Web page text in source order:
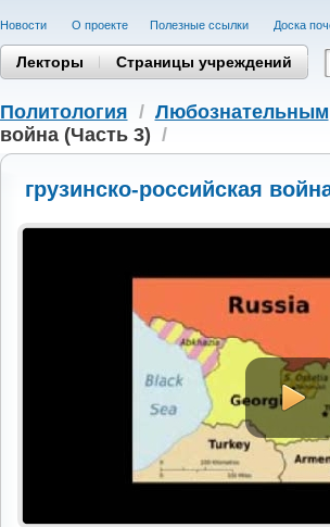
Новости О проекте Полезные cсылки Доска
Лекторы Страницы учреждений
Политология / Любознательным
война (Часть 3) /
грузинско-российская